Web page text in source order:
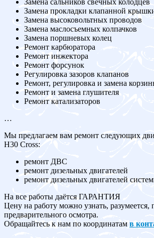
Замена сальников свечных колодцев
Замена прокладки клапанной
Замена высоковольтных проводов
Замена маслосъемных колпачков
Замена поршневых колец
Ремонт карбюратора
Ремонт инжектора
Ремонт форсунок
Регулировка зазоров клапанов
Ремонт, регулировка и замена
Ремонт и замена глушителя
Ремонт катализаторов
…
Мы предлагаем вам ремонт следующих
H30 Cross:
ремонт ДВС
ремонт дизельных двигателей
ремонт дизельных двигателей
На все работы даётся ГАРАНТИЯ
Цену на работу можно узнать, разумеется,
предварительного осмотра.
Обращайтесь к нам по координатам в